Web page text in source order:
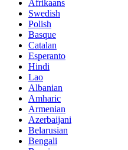
Afrikaans
Swedish
Polish
Basque
Catalan
Esperanto
Hindi
Lao
Albanian
Amharic
Armenian
Azerbaijani
Belarusian
Bengali